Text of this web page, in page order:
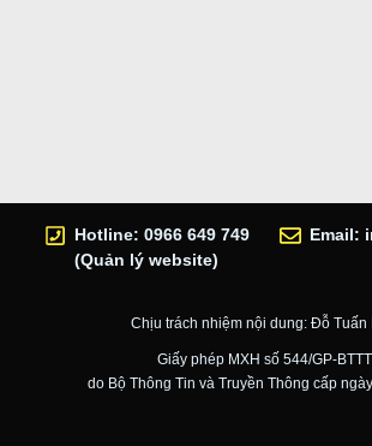
Hotline: 0966 649 749
(Quản lý website)
Email:
Chịu trách nhiệm nội dung: Đỗ Tuấn
Giấy phép MXH số 544/GP-
do Bộ Thông Tin và Truyền Thông cấp